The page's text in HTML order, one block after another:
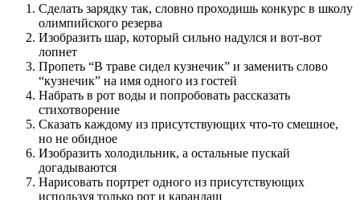
Сделать зарядку так, словно проходишь конкурс в школу
олимпийского резерва
Изобразить шар, который сильно надулся и вот-вот
лопнет
Пропеть “В траве сидел кузнечик” и заменить слово
“кузнечик” на имя одного из гостей
Набрать в рот воды и попробовать рассказать
стихотворение
Сказать каждому из присутствующих что-то смешное,
но не обидное
Изобразить холодильник, а остальные пускай
догадываются
Нарисовать портрет одного из присутствующих
используя только рот и карандаш